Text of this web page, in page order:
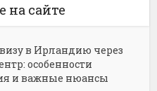
на сайте
в Ирландию через
особенности
и важные нюансы